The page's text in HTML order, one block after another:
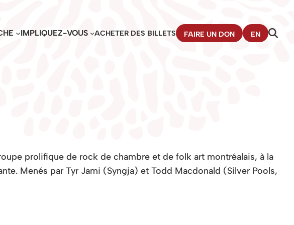
IMPLIQUEZ-VOUS ACHETER DES BILLETS FAIRE UN DON EN
prolifique de rock de chambre et de folk art montréalais, à la
Menés par Tyr Jami (Syngja) et Todd Macdonald (Silver Pools,